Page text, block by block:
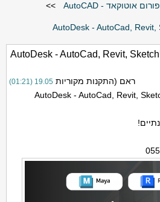
פורום אוטוקאד - AutoCAD >>
ראם (התקנות מקוריות 19.05 (01:21)